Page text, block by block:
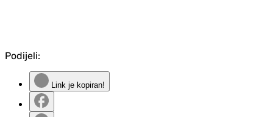
Podijeli:
Link je kopiran!